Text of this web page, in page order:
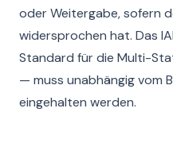
oder Weitergabe, sofern
widersprochen hat. Das
Standard für die Multi-
— muss unabhängig vom
eingehalten werden.